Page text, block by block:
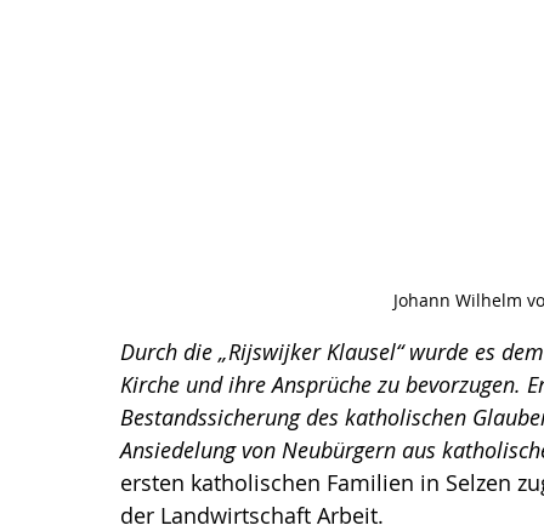
Johann Wilhelm
Durch die „Rijswijker Klausel“ wurde es
Kirche und ihre Ansprüche zu bevorzugen.
Bestandssicherung des katholischen
Ansiedelung von Neubürgern aus
ersten katholischen Familien in Selzen
der Landwirtschaft Arbeit.